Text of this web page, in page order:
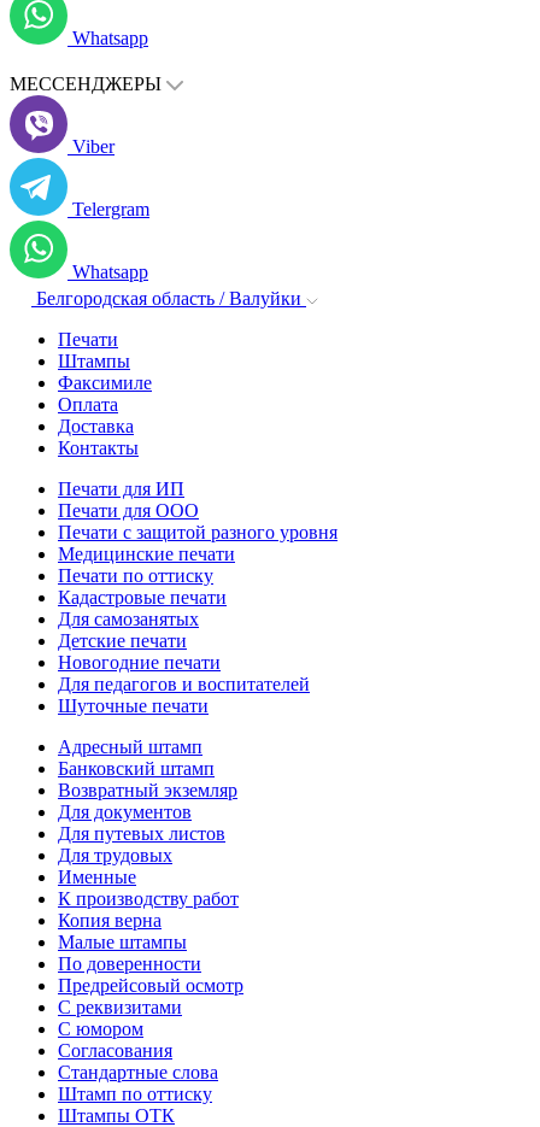
Whatsapp
МЕССЕНДЖЕРЫ
Viber
Telergram
Whatsapp
Белгородская область / Валуйки
Печати
Штампы
Факсимиле
Оплата
Доставка
Контакты
Печати для ИП
Печати для ООО
Печати с защитой разного уровня
Медицинские печати
Печати по оттиску
Кадастровые печати
Для самозанятых
Детские печати
Новогодние печати
Для педагогов и воспитателей
Шуточные печати
Адресный штамп
Банковский штамп
Возвратный экземляр
Для документов
Для путевых листов
Для трудовых
Именные
К производству работ
Копия верна
Малые штампы
По доверенности
Предрейсовый осмотр
С реквизитами
С юмором
Согласования
Стандартные слова
Штамп по оттиску
Штампы ОТК